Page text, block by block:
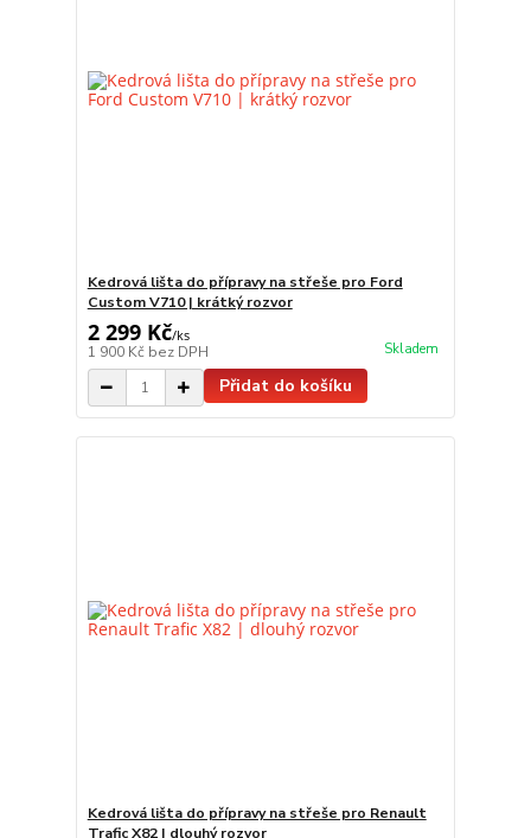
Kedrová lišta do přípravy na střeše pro Ford
Custom V710 | krátký rozvor
2 299 Kč/ks
1 900 Kč bez DPH Skladem
Přidat do košíku
Kedrová lišta do přípravy na střeše pro Renault
Trafic X82 | dlouhý rozvor